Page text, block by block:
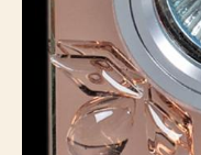
Каталог
товаров